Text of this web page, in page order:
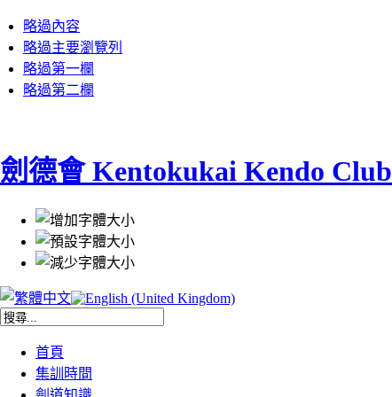
略過內容
略過主要瀏覽列
略過第一欄
略過第二欄
劍德會 Kentokukai Kendo Club
首頁
集訓時間